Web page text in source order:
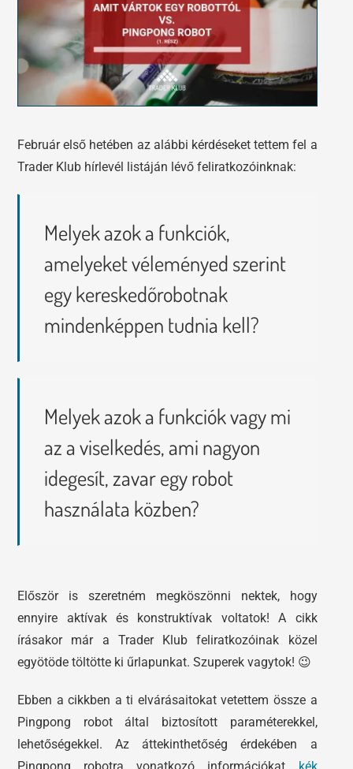
Adósegéd
Képzések
Robotok
Segítség és támogatás
Február első hetében az alábbi kérdéseket tettem fel a
Trader Klub hírlevél listáján lévő feliratkozóinknak:
Melyek azok a funkciók,
amelyeket véleményed szerint
egy kereskedőrobotnak
mindenképpen tudnia kell?
Melyek azok a funkciók vagy mi
az a viselkedés, ami nagyon
idegesít, zavar egy robot
használata közben?
Először is szeretném megköszönni nektek, hogy
ennyire aktívak és konstruktívak voltatok! A cikk
írásakor már a Trader Klub feliratkozóinak közel
egyötöde töltötte ki űrlapunkat. Szuperek vagytok! 😉
Ebben a cikkben a ti elvárásaitokat vetettem össze a
Pingpong robot által biztosított paraméterekkel,
lehetőségekkel. Az áttekinthetőség érdekében a
Pingpong robotra vonatkozó információkat kék